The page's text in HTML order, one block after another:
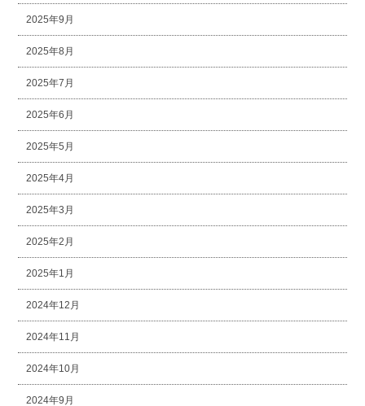
2025年9月
2025年8月
2025年7月
2025年6月
2025年5月
2025年4月
2025年3月
2025年2月
2025年1月
2024年12月
2024年11月
2024年10月
2024年9月